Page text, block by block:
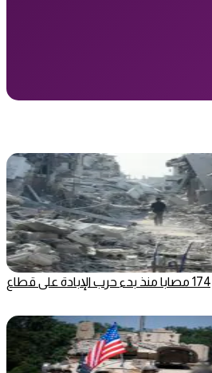
73,384 شهيدا و174,242 مصابا منذ بدء حرب الإبادة على قطاع